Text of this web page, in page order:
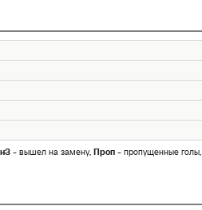
- вышел на замену, Проп - пропущенные голы,